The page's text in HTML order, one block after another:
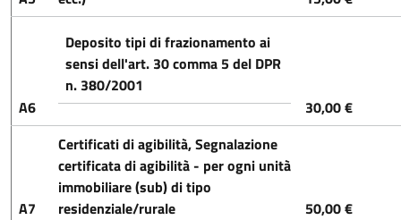
A6
Deposito tipi di frazionamento ai
sensi dell'art. 30 comma 5 del DPR
n. 380/2001
30,00 €
A7
Certificati di agibilità, Segnalazione
certificata di agibilità - per ogni unità
immobiliare (sub) di tipo
residenziale/rurale
50,00 €